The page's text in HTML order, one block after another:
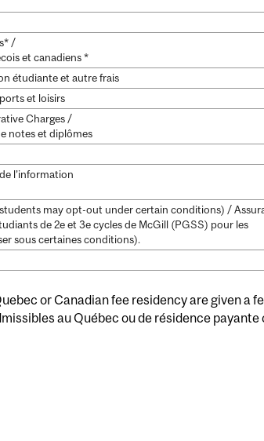
/
et canadiens *
étudiante et autre frais
et loisirs
Charges /
notes et diplômes
l’information
may opt-out under certain conditions) /
de 2e et 3e cycles de McGill (PGSS) pour les
sous certaines conditions).
or Canadian fee residency are given a
au Québec ou de résidence